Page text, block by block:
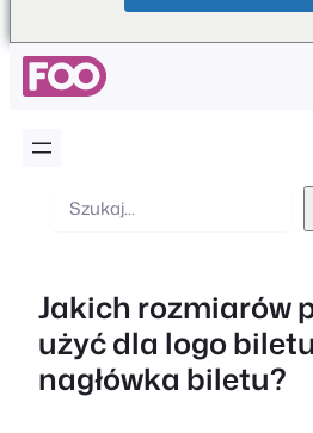
Wyszukiwanie
Jakich rozmiarów
użyć dla logo
nagłówka biletu?